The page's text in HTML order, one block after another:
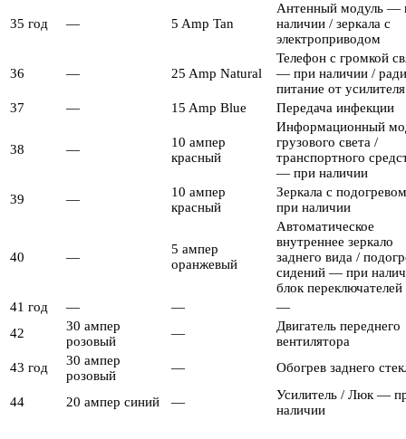
35 год — 5 Amp Tan
Антенный модуль —
наличии / зеркала с
электроприводом
36 — 25 Amp Natural
Телефон с громкой
— при наличии /
питание от усилителя
37
— 15 Amp Blue Передача инфекции
38 —
10 ампер
красный
Информационный
грузового света /
транспортного
— при наличии
39
—
10 ампер
красный
Зеркала с
при наличии
40 —
5 ампер
оранжевый
Автоматическое
внутреннее зеркало
заднего вида /
сидений — при
блок переключателей
41 год
— —
—
42
30 ампер
розовый
—
Двигатель переднего
вентилятора
43 год
30 ампер
розовый
— Обогрев заднего
44 20 ампер синий —
Усилитель / Люк —
наличии